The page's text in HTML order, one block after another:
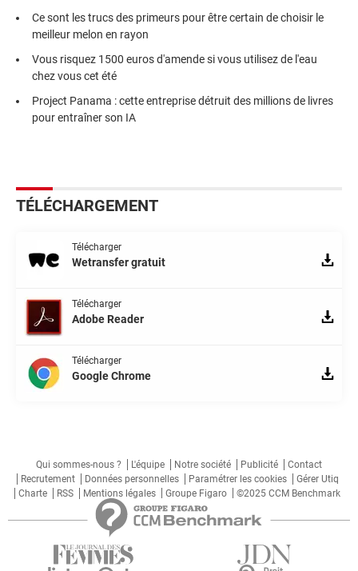
Ce sont les trucs des primeurs pour être certain de choisir le
meilleur melon en rayon
Vous risquez 1500 euros d'amende si vous utilisez de l'eau
chez vous cet été
Project Panama : cette entreprise détruit des millions de livres
pour entraîner son IA
TÉLÉCHARGEMENT
Télécharger
Wetransfer gratuit
Télécharger
Adobe Reader
Télécharger
Google Chrome
Qui sommes-nous ? L'équipe Notre société Publicité
Contact
Recrutement
Données personnelles Paramétrer les cookies
Gérer Utiq
Charte
RSS Mentions légales Groupe Figaro ©2025 CCM Benchmark